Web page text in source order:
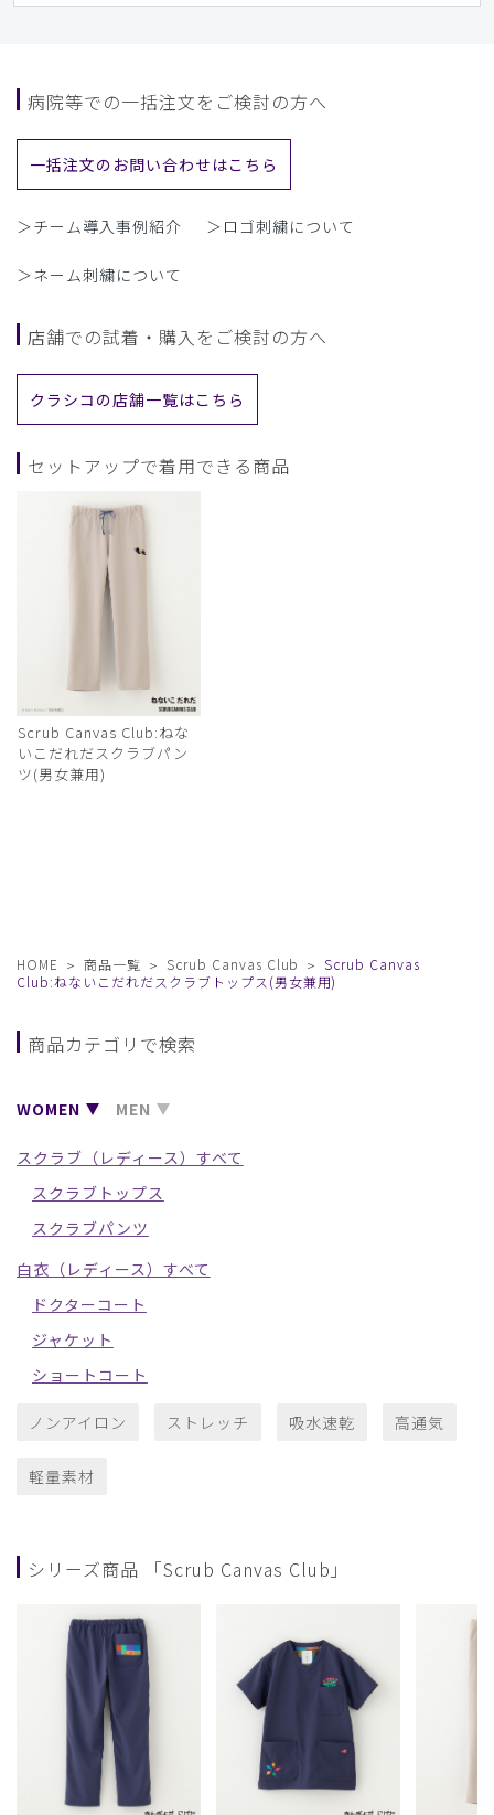
病院等での一括注文をご検討の方へ
一括注文のお問い合わせはこちら
＞チーム導入事例紹介 ＞ロゴ刺繍について
＞ネーム刺繍について
店舗での試着・購入をご検討の方へ
クラシコの店舗一覧はこちら
セットアップで着用できる商品
Scrub Canvas Club:ねな
いこだれだスクラブパン
ツ(男女兼用)
HOME 商品一覧 Scrub Canvas Club
Scrub Canvas
Club:ねないこだれだスクラブトップス(男女兼用)
商品カテゴリで検索
WOMEN MEN
スクラブ（レディース）すべて
スクラブトップス
スクラブパンツ
白衣（レディース）すべて
ドクターコート
ジャケット
ショートコート
ノンアイロン ストレッチ 吸水速乾 高通気
軽量素材
シリーズ商品 「Scrub Canvas Club」